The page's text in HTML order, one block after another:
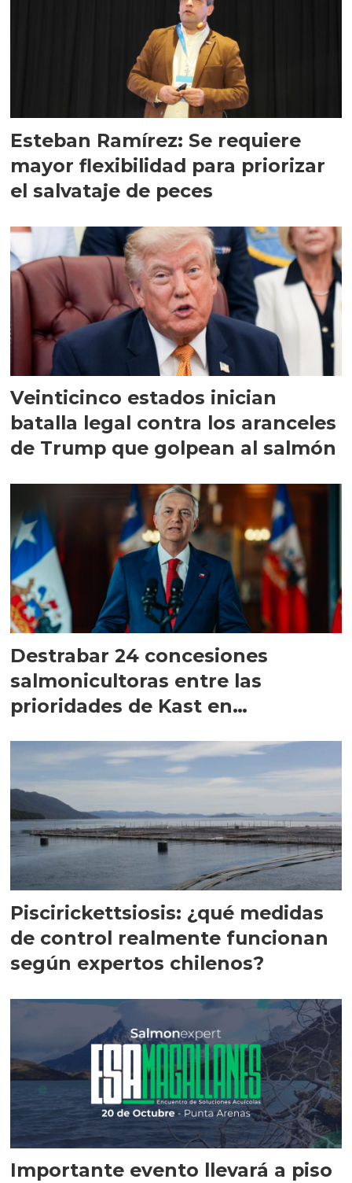
Esteban Ramírez: Se requiere
mayor flexibilidad para priorizar
el salvataje de peces
Veinticinco estados inician
batalla legal contra los aranceles
de Trump que golpean al salmón
Destrabar 24 concesiones
salmonicultoras entre las
prioridades de Kast en
Piscirickettsiosis: ¿qué medidas
de control realmente funcionan
según expertos chilenos?
Importante evento llevará a piso